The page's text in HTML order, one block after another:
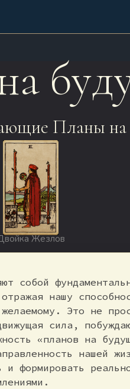
Планы на
Жезлов
собой
нашу
Это не
сила,
«планов на
нашей
и формировать